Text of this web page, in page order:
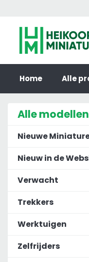
inhoud
Home Alle
Alle modellen
Nieuwe
Nieuw in de
Verwacht
Trekkers
Werktuigen
Zelfrijders